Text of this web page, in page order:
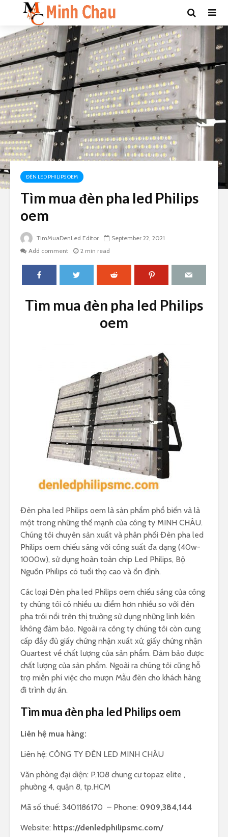
ĐÈN LED PHILIPS OEM
Tìm mua đèn pha led Philips
oem
TimMuaDenLed Editor
September 22, 2021
Add comment
2 min read
Tìm mua đèn pha led Philips
oem
Đèn pha led Philips oem là sản phẩm phổ biến và là
một trong những thế mạnh của công ty MINH CHÂU.
Chúng tôi chuyên sản xuất và phân phối Đèn pha led
Philips oem chiếu sáng với công suất đa dạng (40w-
1000w), sử dụng hoàn toàn chip Led Philips, Bộ
Nguồn Philips có tuổi thọ cao và ổn định.
Các loại Đèn pha led Philips oem chiếu sáng của công
ty chúng tôi có nhiều ưu điểm hơn nhiều so với đèn
pha trôi nổi trên thị trường sử dụng những linh kiên
không đảm bảo. Ngoài ra công ty chúng tôi còn cung
cấp đầy đủ giấy chứng nhận xuất xứ, giấy chứng nhận
Quartest về chất lượng của sản phẩm. Đảm bảo được
chất lượng của sản phẩm. Ngoài ra chúng tôi cũng hỗ
trợ miễn phí việc cho mượn Mẫu đèn cho khách hàng
đi trình dự án.
Tìm mua đèn pha led Philips oem
Liên hệ mua hàng:
Liên hệ: CÔNG TY ĐÈN LED MINH CHÂU
Văn phòng đại diện: P.108 chung cư topaz elite ,
phường 4, quận 8, tp.HCM
Mã số thuế: 3401186170 – Phone: 0909,384,144
Website: https://denledphilipsmc.com/